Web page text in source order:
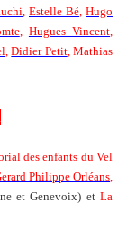
, Estelle Bé, Hugo
, Hugues Vincent,
,Didier Petit, Mathias
des enfants du Vel
Philippe Orléans,
et Genevoix) et La